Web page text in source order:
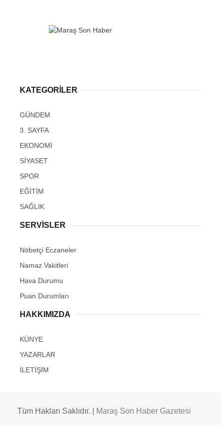
KATEGORİLER
GÜNDEM
3. SAYFA
EKONOMİ
SİYASET
SPOR
EĞİTİM
SAĞLIK
SERVİSLER
Nöbetçi Eczaneler
Namaz Vakitleri
Hava Durumu
Puan Durumları
HAKKIMIZDA
KÜNYE
YAZARLAR
İLETİŞİM
Tüm Hakları Saklıdır. | Maraş Son Haber Gazetesi